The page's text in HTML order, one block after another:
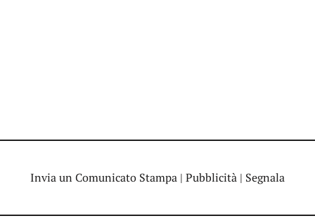
Invia un Comunicato Stampa | Pubblicità | Segnala